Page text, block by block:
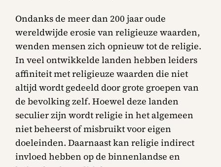
Ondanks de meer dan 200 jaar oude
wereldwijde erosie van religieuze waarden,
wenden mensen zich opnieuw tot de religie.
In veel ontwikkelde landen hebben leiders
affiniteit met religieuze waarden die niet
altijd wordt gedeeld door grote groepen van
de bevolking zelf. Hoewel deze landen
seculier zijn wordt religie in het algemeen
niet beheerst of misbruikt voor eigen
doeleinden. Daarnaast kan religie indirect
invloed hebben op de binnenlandse en